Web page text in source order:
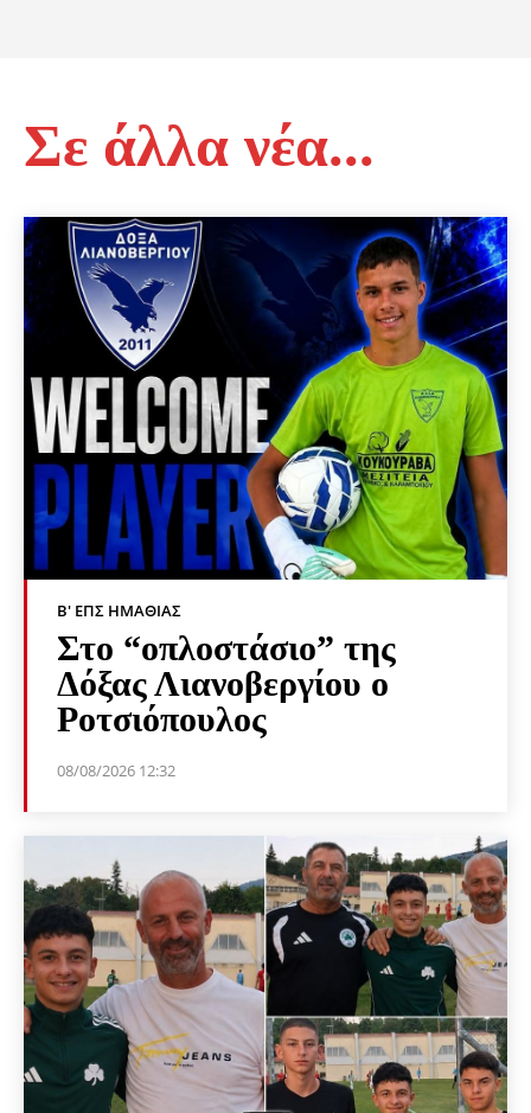
Σε άλλα νέα...
Β' ΕΠΣ ΗΜΑΘΊΑΣ
Στο “οπλοστάσιο” της
Δόξας Λιανοβεργίου ο
Ροτσιόπουλος
08/08/2026 12:32